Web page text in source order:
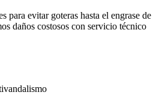
para evitar goteras hasta el engrase de
daños costosos con servicio técnico